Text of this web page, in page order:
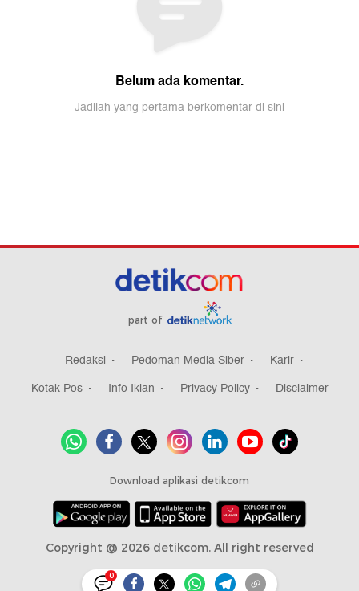
0
part of
Redaksi Pedoman Media Siber
Karir
Kotak Pos
Info Iklan Privacy Policy Disclaimer
Download aplikasi detikcom
Copyright @ 2026 detikcom, All right reserved